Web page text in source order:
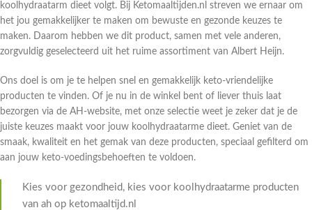
koolhydraatarm dieet volgt. Bij Ketomaaltijden.nl streven we ernaar om
het jou gemakkelijker te maken om bewuste en gezonde keuzes te
maken. Daarom hebben we dit product, samen met vele anderen,
zorgvuldig geselecteerd uit het ruime assortiment van Albert Heijn.
Ons doel is om je te helpen snel en gemakkelijk keto-vriendelijke
producten te vinden. Of je nu in de winkel bent of liever thuis laat
bezorgen via de AH-website, met onze selectie weet je zeker dat je de
juiste keuzes maakt voor jouw koolhydraatarme dieet. Geniet van de
smaak, kwaliteit en het gemak van deze producten, speciaal gefilterd om
aan jouw keto-voedingsbehoeften te voldoen.
Kies voor gezondheid, kies voor koolhydraatarme producten
van ah op ketomaaltijd.nl